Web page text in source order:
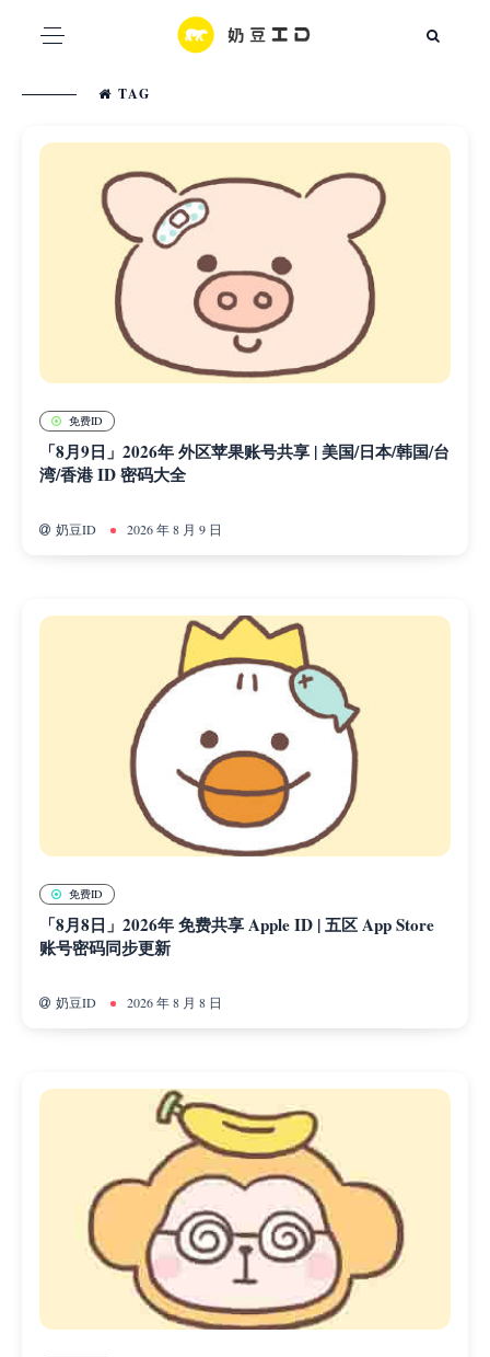
TAG
免费ID
「8月9日」2026年 外区苹果账号共享 | 美国/日本/韩国/台
湾/香港 ID 密码大全
奶豆ID 2026 年 8 月 9 日
免费ID
「8月8日」2026年 免费共享 Apple ID | 五区 App Store
账号密码同步更新
奶豆ID 2026 年 8 月 8 日